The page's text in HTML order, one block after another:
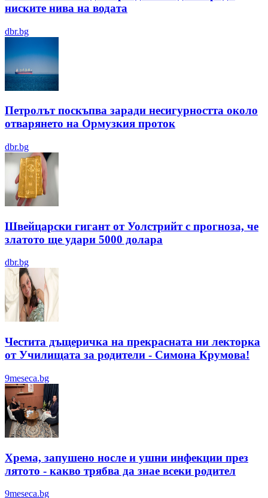
ниските нива на водата
dbr.bg
Петролът поскъпва заради несигурността около
отварянето на Ормузкия проток
dbr.bg
Швейцарски гигант от Уолстрийт с прогноза, че
златото ще удари 5000 долара
dbr.bg
Честита дъщеричка на прекрасната ни лекторка
от Училищата за родители - Симона Крумова!
9meseca.bg
Хрема, запушено носле и ушни инфекции през
лятотo - какво трябва да знае всеки родител
9meseca.bg